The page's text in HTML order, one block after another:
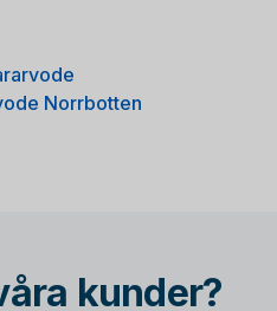
Norrbotten
kunder?